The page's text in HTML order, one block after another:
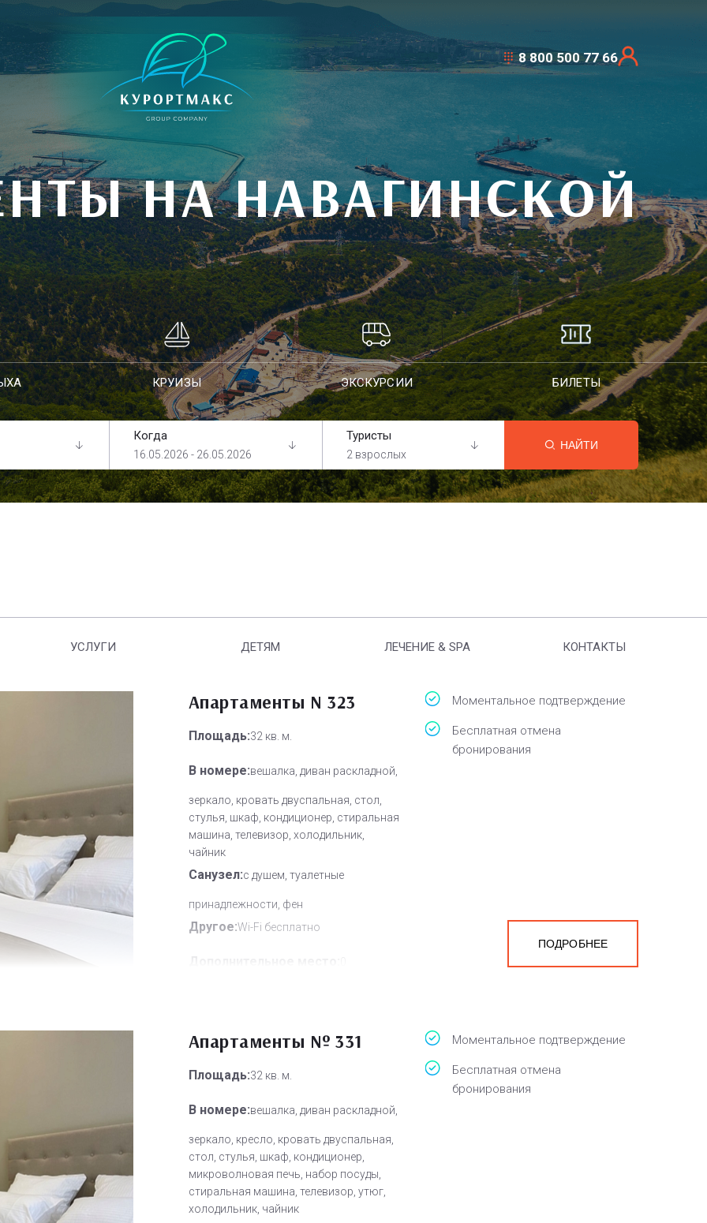
8 800 500 77 66
НА НАВАГИНСКОЙ
КРУИЗЫ ЭКСКУРСИИ БИЛЕТЫ
Когда
16.05.2026 - 26.05.2026
Туристы
2 взрослых
НАЙТИ
УСЛУГИ ДЕТЯМ ЛЕЧЕНИЕ & SPA КОНТАКТЫ
Апартаменты N 323
Площадь:32 кв. м.
В номере:вешалка, диван раскладной,
зеркало, кровать двуспальная, стол,
стулья, шкаф, кондиционер, стиральная
машина, телевизор, холодильник,
чайник
Санузел:с душем, туалетные
принадлежности, фен
Другое:Wi-Fi бесплатно
Моментальное подтверждение
Бесплатная отмена
бронирования
ПОДРОБНЕЕ
Апартаменты № 331
Площадь:32 кв. м.
В номере:вешалка, диван раскладной,
зеркало, кресло, кровать двуспальная,
стол, стулья, шкаф, кондиционер,
микроволновая печь, набор посуды,
стиральная машина, телевизор, утюг,
холодильник, чайник
Моментальное подтверждение
Бесплатная отмена
бронирования